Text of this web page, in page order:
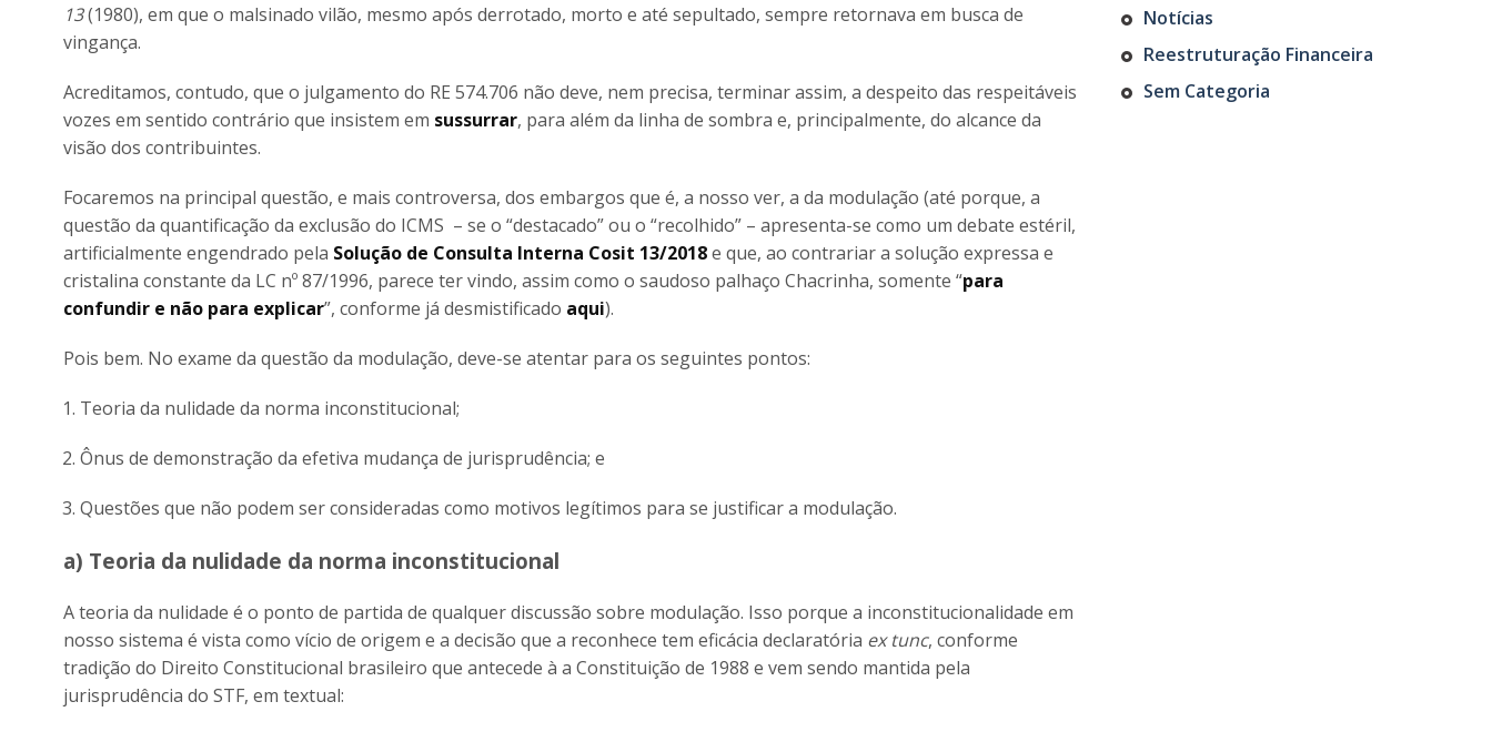
13(1980), em que o malsinado vilão, mesmo após derrotado, morto e até sepultado, sempre retornava em busca de
vingança.
Acreditamos, contudo, que o julgamento do RE 574.706 não deve, nem precisa, terminar assim, a despeito das respeitáveis
vozes em sentido contrário que insistem em sussurrar, para além da linha de sombra e, principalmente, do alcance da
visão dos contribuintes.
Focaremos na principal questão, e mais controversa, dos embargos que é, a nosso ver, a da modulação (até porque, a
questão da quantificação da exclusão do ICMS – se o “destacado” ou o “recolhido” – apresenta-se como um debate estéril,
artificialmente engendrado pela Solução de Consulta Interna Cosit 13/2018e que, ao contrariar a solução expressa e
cristalina constante da LC nº 87/1996, parece ter vindo, assim como o saudoso palhaço Chacrinha, somente “para
confundir e não para explicar”, conforme já desmistificado aqui).
Pois bem. No exame da questão da modulação, deve-se atentar para os seguintes pontos:
Teoria da nulidade da norma inconstitucional;
Ônus de demonstração da efetiva mudança de jurisprudência; e
Questões que não podem ser consideradas como motivos legítimos para se justificar a modulação.
a) Teoria da nulidade da norma inconstitucional
A teoria da nulidade é o ponto de partida de qualquer discussão sobre modulação. Isso porque a inconstitucionalidade em
nosso sistema é vista como vício de origem e a decisão que a reconhece tem eficácia declaratória ex tunc, conforme
tradição do Direito Constitucional brasileiro que antecede à a Constituição de 1988 e vem sendo mantida pela
jurisprudência do STF, em textual:
Notícias
Reestruturação Financeira
Sem Categoria